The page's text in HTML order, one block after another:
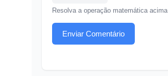
Resolva a operação matemática acima
Enviar Comentário